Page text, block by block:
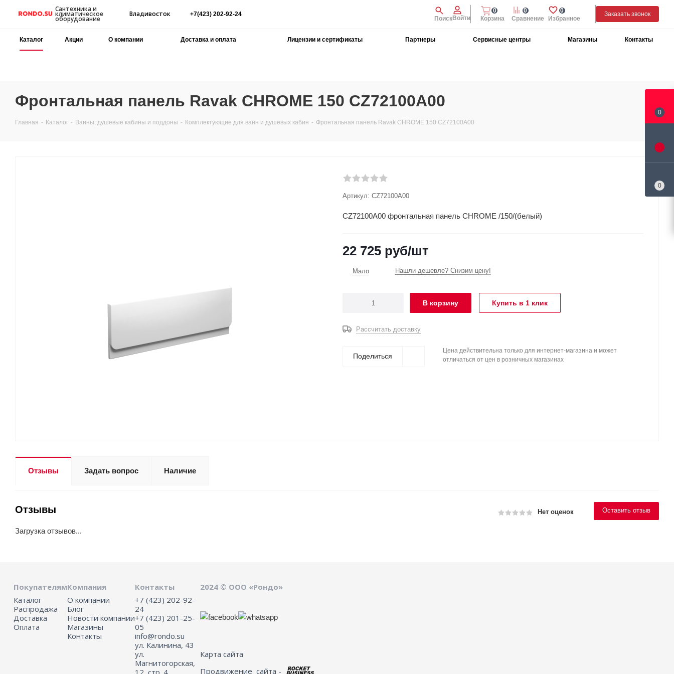
Сантехника и
климатическое
оборудование
Владивосток +7(423) 202-92-24
ПоискВойти Избранное
0
Сравнение
0
Корзина
0
Заказать звонок
Каталог Акции О компании Доставка и оплата Лицензии и сертификаты Партнеры Сервисные центры Магазины Контакты
Фронтальная панель Ravak CHROME 150 CZ72100A00
Главная - Каталог - Ванны, душевые кабины и поддоны - Комплектующие для ванн и душевых кабин - Фронтальная панель Ravak CHROME 150 CZ72100A00
Артикул: CZ72100A00
CZ72100A00 фронтальная панель CHROME /150/(белый)
22 725 руб/шт
Мало Нашли дешевле? Снизим цену!
В корзину Купить в 1 клик
Рассчитать доставку
Поделиться
Цена действительна только для интернет-магазина и может
отличаться от цен в розничных магазинах
Отзывы Задать вопрос Наличие
Отзывы Нет оценок Оставить отзыв
Загрузка отзывов...
Покупателям
Каталог
Распродажа
Доставка
Оплата
Компания
О компании
Блог
Новости компании
Магазины
Контакты
Контакты
+7 (423) 202-92-
24
+7 (423) 201-25-
05
info@rondo.su
ул. Калинина, 43
ул.
Магнитогорская,
12, стр. 4
2024 © ООО «Рондо»
Карта сайта
Продвижение сайта -
0
0